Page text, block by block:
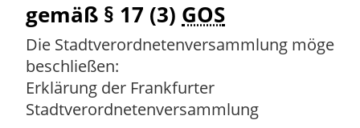
gemäß § 17 (3) GOS
Die Stadtverordnetenversammlung möge
beschließen:
Erklärung der Frankfurter
Stadtverordnetenversammlung